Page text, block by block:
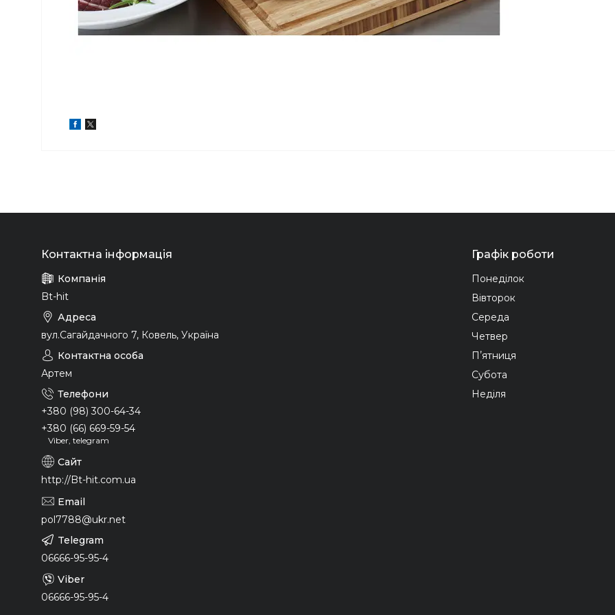
Bt-hit
вул.Сагайдачного 7, Ковель, Україна
Артем
+380 (98) 300-64-34
+380 (66) 669-59-54
Viber, telegram
http://Bt-hit.com.ua
pol7788@ukr.net
06666-95-95-4
06666-95-95-4
Графік роботи
Понеділок
Вівторок
Середа
Четвер
Пʼятниця
Субота
Неділя